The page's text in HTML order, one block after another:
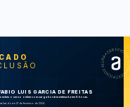
LUIS GARCIA DE FREITAS
o curso online com carga horária estimada em 8 horas.
em 21 de fevereiro de 2024
LAS
Spring Data JPA
Migrations com Flyway